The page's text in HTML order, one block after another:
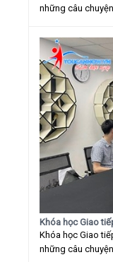
những câu
Khóa học Giao
Khóa học Giao
những câu